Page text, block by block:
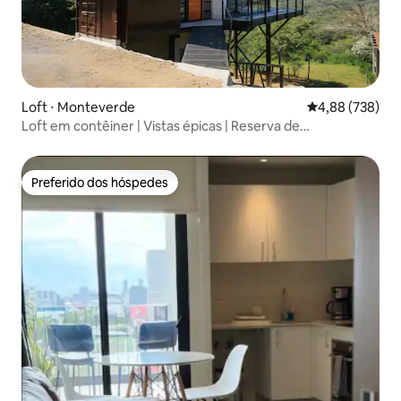
Loft ⋅ Monteverde 4,88 de uma
4,88 (738)
Loft em contêiner | Vistas épicas | Reserva de
Preferido dos hóspedes
Preferido dos hóspedes